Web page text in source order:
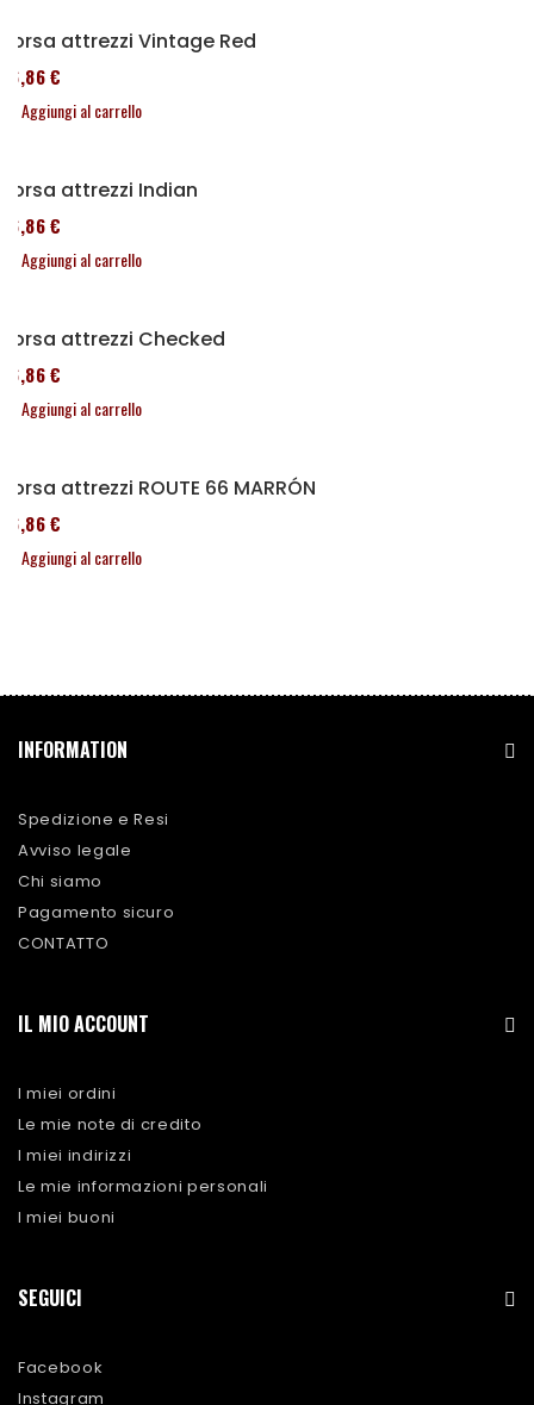
Borsa attrezzi Vintage Red
76,86 €
Aggiungi al carrello
Borsa attrezzi Indian
76,86 €
Aggiungi al carrello
Borsa attrezzi Checked
76,86 €
Aggiungi al carrello
Borsa attrezzi ROUTE 66 MARRÓN
76,86 €
Aggiungi al carrello
INFORMATION
Spedizione e Resi
Avviso legale
Chi siamo
Pagamento sicuro
CONTATTO
IL MIO ACCOUNT
I miei ordini
Le mie note di credito
I miei indirizzi
Le mie informazioni personali
I miei buoni
SEGUICI
Facebook
Instagram